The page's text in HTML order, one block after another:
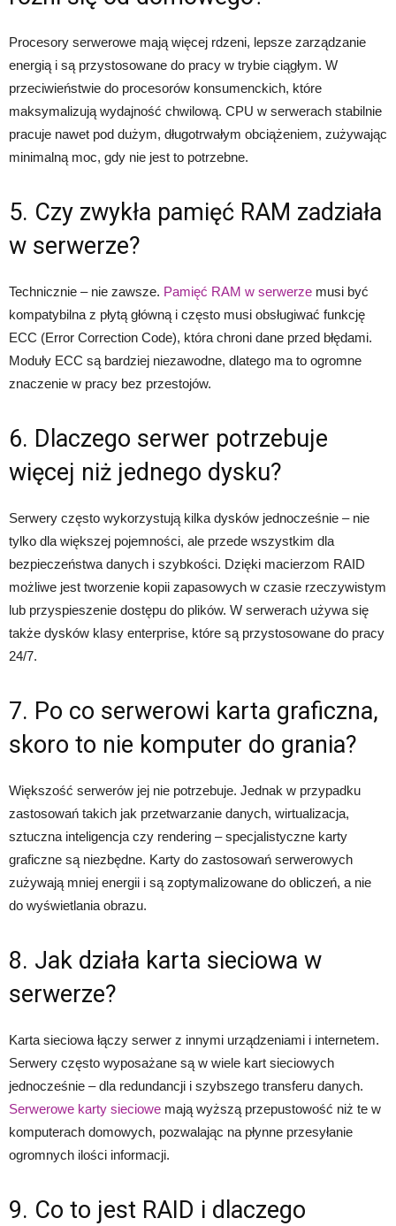
Procesory serwerowe mają więcej rdzeni, lepsze zarządzanie
energią i są przystosowane do pracy w trybie ciągłym. W
przeciwieństwie do procesorów konsumenckich, które
maksymalizują wydajność chwilową. CPU w serwerach stabilnie
pracuje nawet pod dużym, długotrwałym obciążeniem, zużywając
minimalną moc, gdy nie jest to potrzebne.
5. Czy zwykła pamięć RAM zadziała
w serwerze?
Technicznie – nie zawsze. Pamięć RAM w serwerze musi być
kompatybilna z płytą główną i często musi obsługiwać funkcję
ECC (Error Correction Code), która chroni dane przed błędami.
Moduły ECC są bardziej niezawodne, dlatego ma to ogromne
znaczenie w pracy bez przestojów.
6. Dlaczego serwer potrzebuje
więcej niż jednego dysku?
Serwery często wykorzystują kilka dysków jednocześnie – nie
tylko dla większej pojemności, ale przede wszystkim dla
bezpieczeństwa danych i szybkości. Dzięki macierzom RAID
możliwe jest tworzenie kopii zapasowych w czasie rzeczywistym
lub przyspieszenie dostępu do plików. W serwerach używa się
także dysków klasy enterprise, które są przystosowane do pracy
24/7.
7. Po co serwerowi karta graficzna,
skoro to nie komputer do grania?
Większość serwerów jej nie potrzebuje. Jednak w przypadku
zastosowań takich jak przetwarzanie danych, wirtualizacja,
sztuczna inteligencja czy rendering – specjalistyczne karty
graficzne są niezbędne. Karty do zastosowań serwerowych
zużywają mniej energii i są zoptymalizowane do obliczeń, a nie
do wyświetlania obrazu.
8. Jak działa karta sieciowa w
serwerze?
Karta sieciowa łączy serwer z innymi urządzeniami i internetem.
Serwery często wyposażane są w wiele kart sieciowych
jednocześnie – dla redundancji i szybszego transferu danych.
Serwerowe karty sieciowe mają wyższą przepustowość niż te w
komputerach domowych, pozwalając na płynne przesyłanie
ogromnych ilości informacji.
9. Co to jest RAID i dlaczego